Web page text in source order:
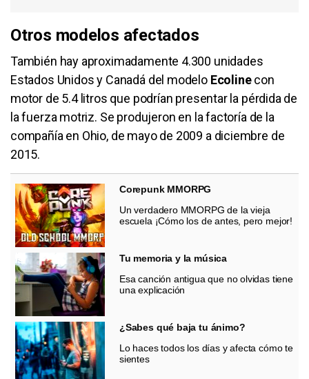
Otros modelos afectados
También hay aproximadamente 4.300 unidades
Estados Unidos y Canadá del modelo Ecolinecon
motor de 5.4 litros que podrían presentar la pérdida de
la fuerza motriz. Se produjeron en la factoría de la
compañía en Ohio, de mayo de 2009 a diciembre de
2015.
Corepunk MMORPG
Un verdadero MMORPG de la vieja
escuela ¡Cómo los de antes, pero mejor!
Tu memoria y la música
Esa canción antigua que no olvidas tiene
una explicación
¿Sabes qué baja tu ánimo?
Lo haces todos los días y afecta cómo te
sientes